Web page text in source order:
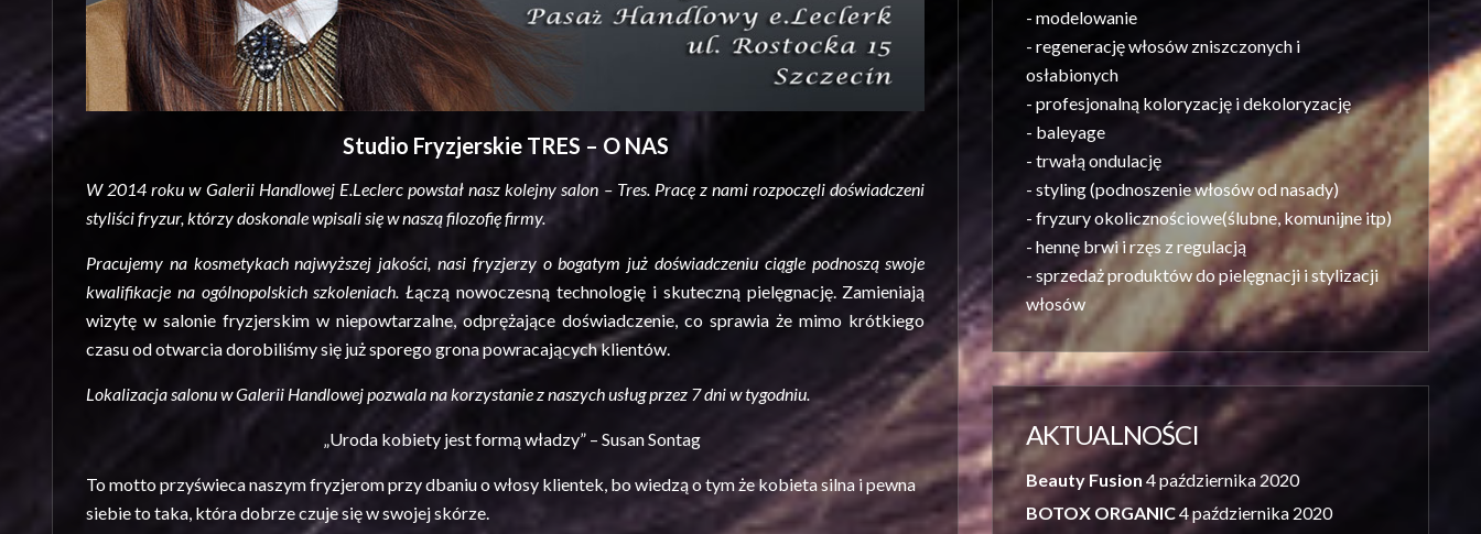
Studio Fryzjerskie TRES – O NAS
W 2014 roku w Galerii Handlowej E.Leclerc powstał nasz kolejny salon – Tres. Pracę z nami rozpoczęli doświadczeni
styliści fryzur, którzy doskonale wpisali się w naszą filozofię firmy.
Pracujemy na kosmetykach najwyższej jakości, nasi fryzjerzy o bogatym już doświadczeniu ciągle podnoszą swoje
kwalifikacje na ogólnopolskich szkoleniach. Łączą nowoczesną technologię i skuteczną pielęgnację. Zamieniają
wizytę w salonie fryzjerskim w niepowtarzalne, odprężające doświadczenie, co sprawia że mimo krótkiego
czasu od otwarcia dorobiliśmy się już sporego grona powracających klientów.
Lokalizacja salonu w Galerii Handlowej pozwala na korzystanie z naszych usług przez 7 dni w tygodniu.
„Uroda kobiety jest formą władzy” – Susan Sontag
To motto przyświeca naszym fryzjerom przy dbaniu o włosy klientek, bo wiedzą o tym że kobieta silna i pewna
siebie to taka, która dobrze czuje się w swojej skórze.
- modelowanie
- regenerację włosów zniszczonych i
osłabionych
- profesjonalną koloryzację i dekoloryzację
- baleyage
- trwałą ondulację
- styling (podnoszenie włosów od nasady)
- fryzury okolicznościowe(ślubne, komunijne itp)
- hennę brwi i rzęs z regulacją
- sprzedaż produktów do pielęgnacji i stylizacji
włosów
AKTUALNOŚCI
Beauty Fusion 4 października 2020
BOTOX ORGANIC4 października 2020